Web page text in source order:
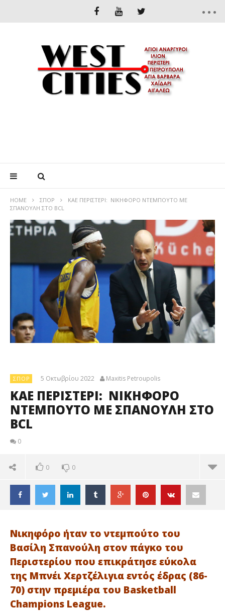
HOME ΣΠΟΡ
ΚΑΕ ΠΕΡΙΣΤΕΡΙ: ΝΙΚΗΦΟΡΟ ΝΤΕΜΠΟΥΤΟ ΜΕ
ΣΠΑΝΟΥΛΗ ΣΤΟ BCL
ΣΠΟΡ 5 Οκτωβρίου 2022 Maxitis Petroupolis
ΚΑΕ ΠΕΡΙΣΤΕΡΙ: ΝΙΚΗΦΟΡΟ
ΝΤΕΜΠΟΥΤΟ ΜΕ ΣΠΑΝΟΥΛΗ ΣΤΟ
BCL
0
0 0
Νικηφόρο ήταν το ντεμπούτο του
Βασίλη Σπανούλη στον πάγκο του
Περιστερίου που επικράτησε εύκολα
της Μπνέι Χερτζέλιγια εντός έδρας (86-
70) στην πρεμιέρα του Basketball
Champions League.